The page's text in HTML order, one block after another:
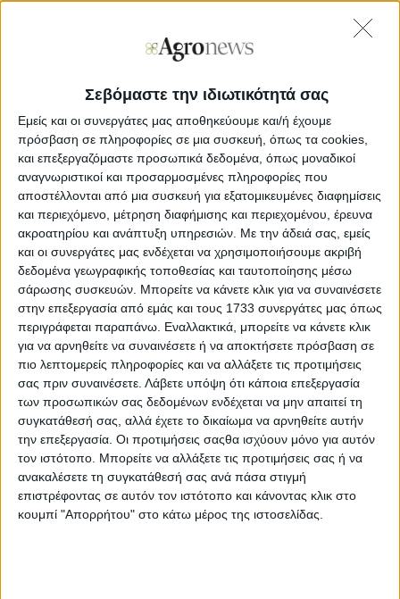
Σεβόμαστε την ιδιωτικότητά σας
Εμείς και οι συνεργάτες μας αποθηκεύουμε και/ή έχουμε
πρόσβαση σε πληροφορίες σε μια συσκευή, όπως τα cookies,
και επεξεργαζόμαστε προσωπικά δεδομένα, όπως μοναδικοί
αναγνωριστικοί και προσαρμοσμένες πληροφορίες που
αποστέλλονται από μια συσκευή για εξατομικευμένες διαφημίσεις
και περιεχόμενο, μέτρηση διαφήμισης και περιεχομένου, έρευνα
ακροατηρίου και ανάπτυξη υπηρεσιών. Με την άδειά σας, εμείς
και οι συνεργάτες μας ενδέχεται να χρησιμοποιήσουμε ακριβή
δεδομένα γεωγραφικής τοποθεσίας και ταυτοποίησης μέσω
σάρωσης συσκευών. Μπορείτε να κάνετε κλικ για να συναινέσετε
στην επεξεργασία από εμάς και τους 1733 συνεργάτες μας όπως
περιγράφεται παραπάνω. Εναλλακτικά, μπορείτε να κάνετε κλικ
για να αρνηθείτε να συναινέσετε ή να αποκτήσετε πρόσβαση σε
πιο λεπτομερείς πληροφορίες και να αλλάξετε τις προτιμήσεις
σας πριν συναινέσετε. Λάβετε υπόψη ότι κάποια επεξεργασία
των προσωπικών σας δεδομένων ενδέχεται να μην απαιτεί τη
συγκατάθεσή σας, αλλά έχετε το δικαίωμα να αρνηθείτε αυτήν
την επεξεργασία. Οι προτιμήσεις σαςθα ισχύουν μόνο για αυτόν
τον ιστότοπο. Μπορείτε να αλλάξετε τις προτιμήσεις σας ή να
ανακαλέσετε τη συγκατάθεσή σας ανά πάσα στιγμή
επιστρέφοντας σε αυτόν τον ιστότοπο και κάνοντας κλικ στο
κουμπί "Απορρήτου" στο κάτω μέρος της ιστοσελίδας.
Τα αποτελέσματα των γεωχωρικών διασταυρωτικών
ΟΠΣΕΑΕ, μπορούν να μεταβάλλονται μόνο μέσω των
αιτημάτων «άρσης επικάλυψης». Διορθώνονται και
προσαρμόζονται μετά την υποβολή τους μόνο με την
διαδικασία εμπρόθεσμης υποβολής ένστασης, όπως
κάτωθι περιγράφονται ανά περίπτωση.
Διαδικασία υποβολής αιτημάτων
i) Τα αιτήματα άρσης επικάλυψης και τα σχετικά
δικαιολογητικά υποβάλλονται από τους παραγωγούς στις
αρμόδιες Περιφερειακές Διευθύνσεις Ελέγχων και
Ενισχύσεων (Π.Δ.), στις Περιφερειακές Μονάδες (Π.Μ.) και
Νομαρχιακές Μονάδες (Ν.Μ.), της Γενικής Διεύθυνσης
Ελέγχων Ενισχύσεων και Πληρωμών (ΓΔΕΛΕΠ), στο
χρονικό διάστημα, που ορίζονται κάθε φορά από την
ΓΔΕΛΕΠ.ii) Αιτήματα άρσης επικάλυψης κατατίθενται για
τις περιπτώσεις που η επικάλυψη έχει διαπιστωθεί ως
αποτέλεσμα του χωρικού διασταυρωτικού ελέγχου (κωδ.
λάθους 53101) που διενεργείται στο ΟΠΣ WEB GIS του
ΟΠΣΕΑΕ. Επισημαίνεται ότι κατά την διαδικασία αυτή δεν
επιτρέπεται μεταβολή της δηλούμενης γεωμετρίας των
αγροτεμαχίων.